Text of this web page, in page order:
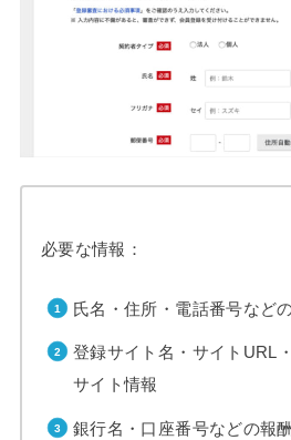
必要な情報：
氏名・住所・電話番号など
登録サイト名・サイトURL
サイト情報
銀行名・口座番号などの報